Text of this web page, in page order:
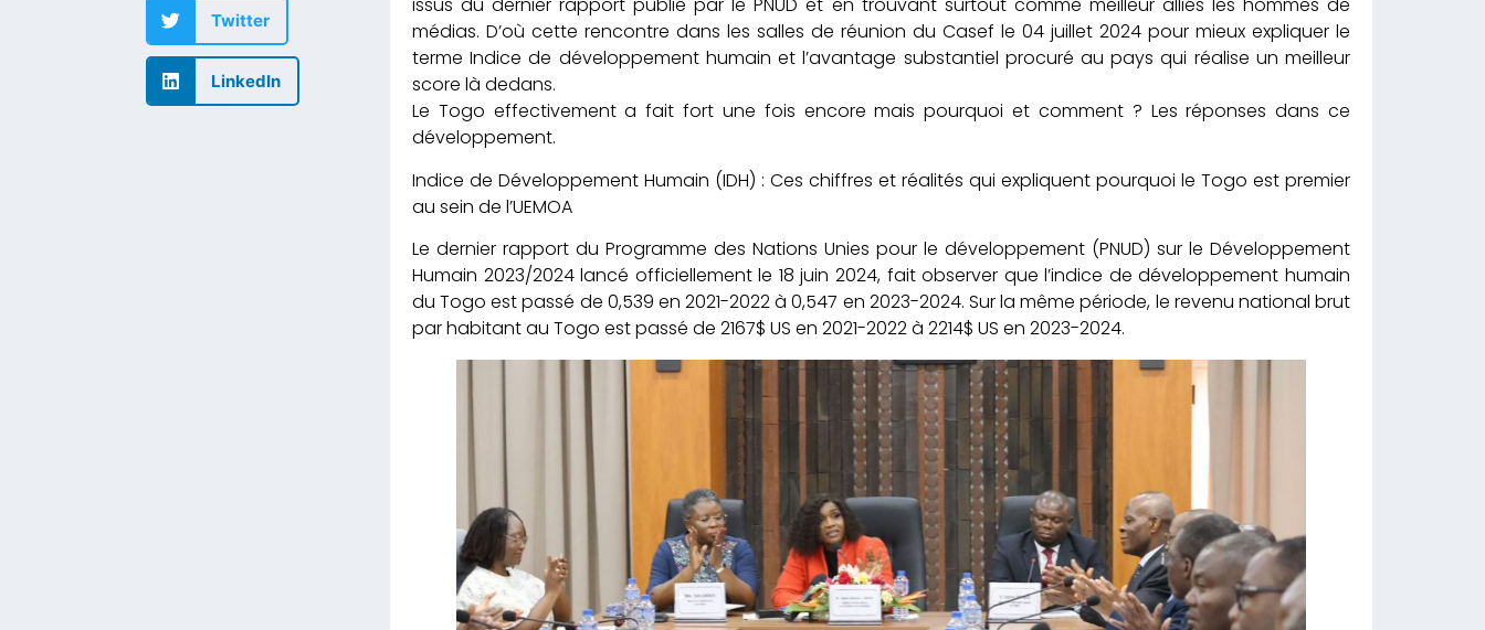
Twitter
LinkedIn
issus du dernier rapport publié par le PNUD et en trouvant surtout comme meilleur alliés les hommes de
médias. D’où cette rencontre dans les salles de réunion du Casef le 04 juillet 2024 pour mieux expliquer le
terme Indice de développement humain et l’avantage substantiel procuré au pays qui réalise un meilleur
score là dedans.
Le Togo effectivement a fait fort une fois encore mais pourquoi et comment ? Les réponses dans ce
développement.
Indice de Développement Humain (IDH) : Ces chiffres et réalités qui expliquent pourquoi le Togo est premier
au sein de l’UEMOA
Le dernier rapport du Programme des Nations Unies pour le développement (PNUD) sur le Développement
Humain 2023/2024 lancé officiellement le 18 juin 2024, fait observer que l’indice de développement humain
du Togo est passé de 0,539 en 2021-2022 à 0,547 en 2023-2024. Sur la même période, le revenu national brut
par habitant au Togo est passé de 2167$ US en 2021-2022 à 2214$ US en 2023-2024.